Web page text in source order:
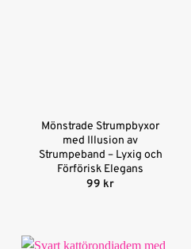
Mönstrade Strumpbyxor
med Illusion av
Strumpeband – Lyxig och
Förförisk Elegans
99 kr